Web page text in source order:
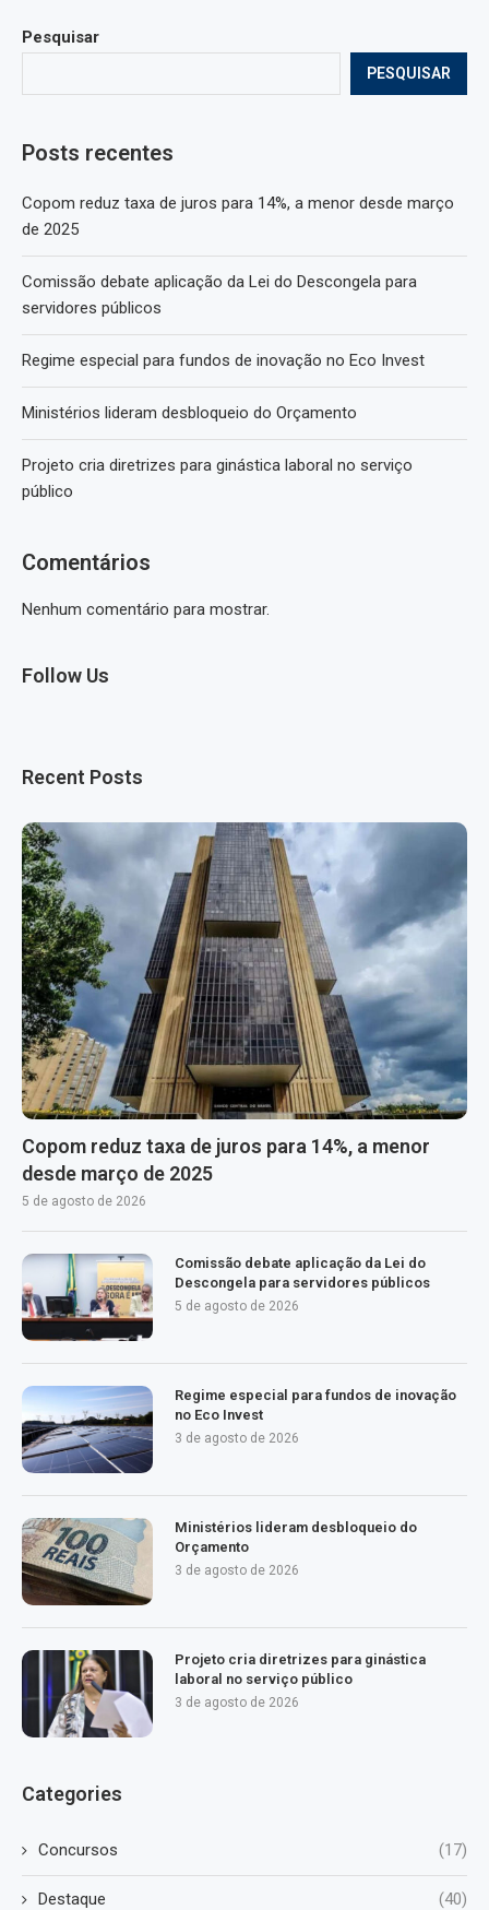
Pesquisar
PESQUISAR
Posts recentes
Copom reduz taxa de juros para 14%, a menor desde março
de 2025
Comissão debate aplicação da Lei do Descongela para
servidores públicos
Regime especial para fundos de inovação no Eco Invest
Ministérios lideram desbloqueio do Orçamento
Projeto cria diretrizes para ginástica laboral no serviço
público
Comentários
Nenhum comentário para mostrar.
Follow Us
Recent Posts
Copom reduz taxa de juros para 14%, a menor
desde março de 2025
5 de agosto de 2026
Comissão debate aplicação da Lei do
Descongela para servidores públicos
5 de agosto de 2026
Regime especial para fundos de inovação
no Eco Invest
3 de agosto de 2026
Ministérios lideram desbloqueio do
Orçamento
3 de agosto de 2026
Projeto cria diretrizes para ginástica
laboral no serviço público
3 de agosto de 2026
Categories
Concursos (17)
Destaque (40)